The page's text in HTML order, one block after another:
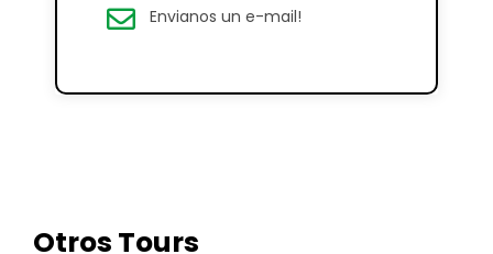
Envianos un e-mail!
Otros Tours